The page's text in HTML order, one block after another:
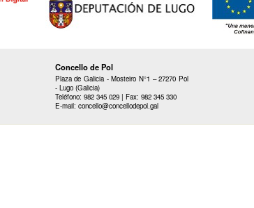
Concello de Pol
Plaza de Galicia - Mosteiro N°1 – 27270 Pol
- Lugo (Galicia)
Teléfono: 982 345 029 | Fax: 982 345 330
E-mail: concello@concellodepol.gal